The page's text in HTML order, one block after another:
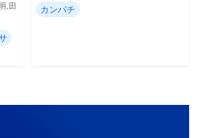
,田
カンパチ